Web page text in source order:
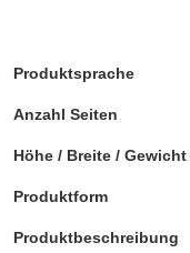
Produktsprache
Anzahl Seiten
Höhe / Breite / Gewicht
Produktform
Produktbeschreibung